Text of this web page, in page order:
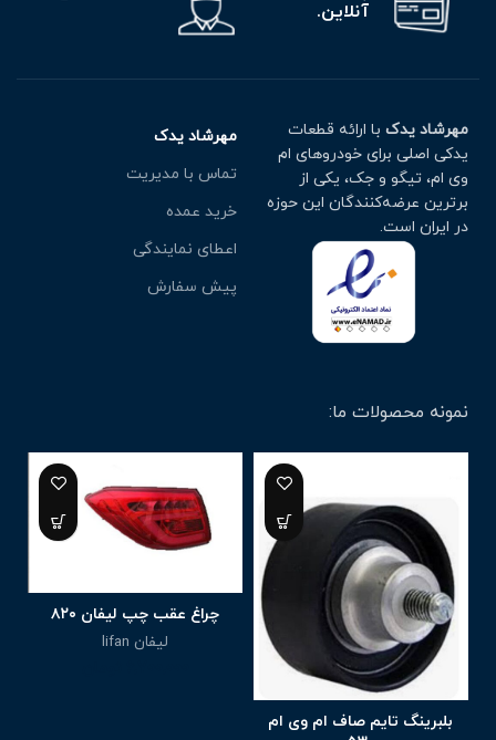
آنلاین.
مهرشاد یدک با ارائه قطعات
یدکی اصلی برای خودروهای ام
وی ام، تیگو و جک، یکی از
برترین عرضه‌کنندگان این حوزه
در ایران است.
مهرشاد یدک
تماس با مدیریت
خرید عمده
اعطای نمایندگی
پیش سفارش
نمونه محصولات ما:
بلبرینگ تایم صاف ام وی ام
چراغ عقب چپ لیفان ۸۲۰
لیفان lifan